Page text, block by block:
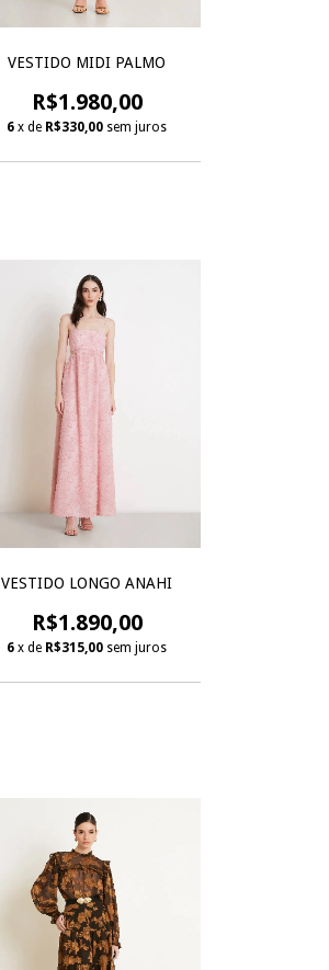
VESTIDO MIDI PALMO
R$1.980,00
6 x de R$330,00 sem juros
VESTIDO LONGO ANAHI
R$1.890,00
6 x de R$315,00 sem juros